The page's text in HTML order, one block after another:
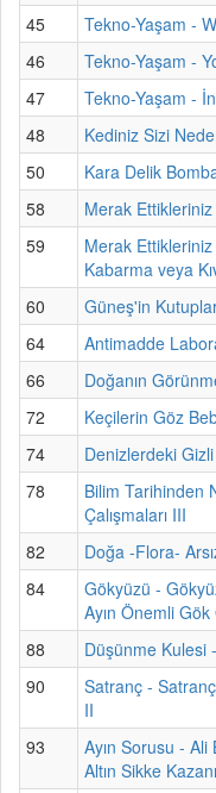
45
Tekno-Yaşam -
46
Tekno-Yaşam -
47
Tekno-Yaşam -
48
Kediniz Sizi
50
Kara Delik
58
Merak Ettikleriniz
59
Merak
Kabarma veya
60
Güneş'in
64
Antimadde
66
Doğanın
72
Keçilerin Göz
74
Denizlerdeki Gizli
78
Bilim Tarihinden
Çalışmaları III
82
Doğa -Flora-
84
Gökyüzü -
Ayın Önemli
88
Düşünme Kulesi
90
Satranç -
II
93
Ayın Sorusu -
Altın Sikke